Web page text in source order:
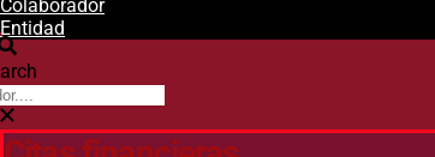
Colaborador
Entidad